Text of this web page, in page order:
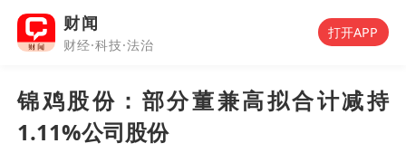
财闻
财经·科技·法治
打开APP
锦鸡股份：部分董兼高拟合计减持
1.11%公司股份